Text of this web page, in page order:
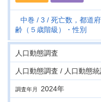
中巻 3
死亡数，都道
齢（５歳階級）・性別
人口動態調査
人口動態調査 / 人口動態
調査年月 2024年